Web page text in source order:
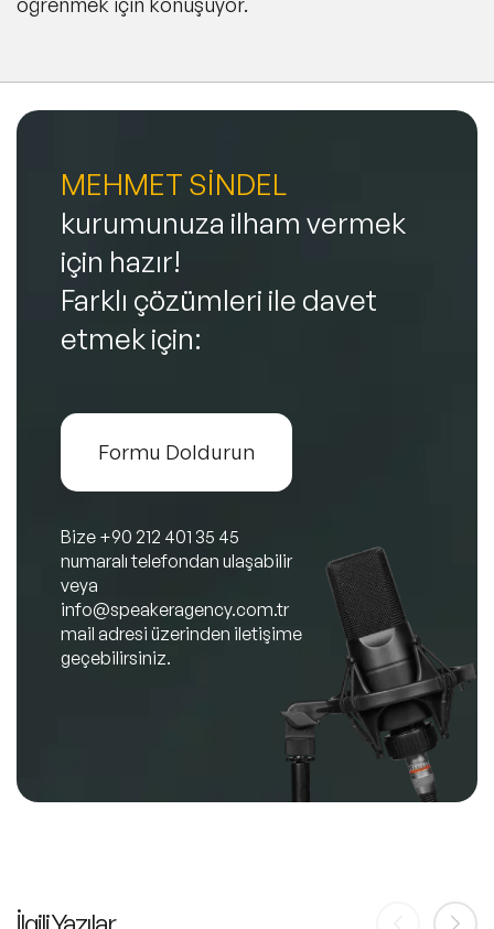
MEHMET SİNDEL
kurumunuza ilham vermek
için hazır!
Farklı çözümleri ile davet
etmek için:
Formu Doldurun
Bize +90 212 401 35 45
numaralı telefondan ulaşabilir
veya
info@speakeragency.com.tr
mail adresi üzerinden iletişime
geçebilirsiniz.